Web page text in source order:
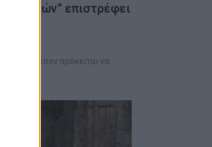
επιστρέφει
Τζάκσον πρόκειται να